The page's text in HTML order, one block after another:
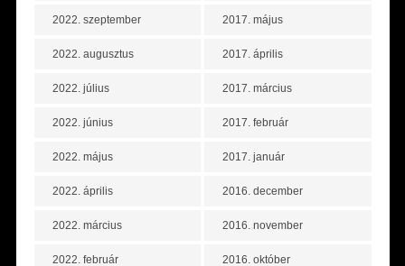
2022. szeptember
2022. augusztus
2022. július
2022. június
2022. május
2022. április
2022. március
2022. február
2017. május
2017. április
2017. március
2017. február
2017. január
2016. december
2016. november
2016. október